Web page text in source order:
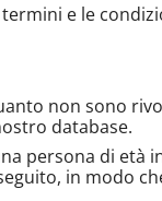
e le
non sono
database.
persona di
in modo